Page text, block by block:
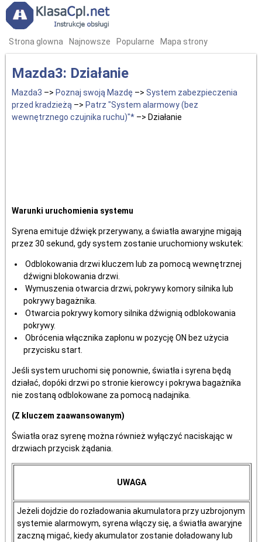
Strona glowna Najnowsze Popularne Mapa strony
Mazda3: Działanie
Mazda3 –> Poznaj swoją Mazdę –> System zabezpieczenia
przed kradzieżą –> Patrz "System alarmowy (bez
wewnętrznego czujnika ruchu)"* –> Działanie
Warunki uruchomienia systemu
Syrena emituje dźwięk przerywany, a światła awaryjne migają
przez 30 sekund, gdy system zostanie uruchomiony wskutek:
Odblokowania drzwi kluczem lub za pomocą wewnętrznej
dźwigni blokowania drzwi.
Wymuszenia otwarcia drzwi, pokrywy komory silnika lub
pokrywy bagażnika.
Otwarcia pokrywy komory silnika dźwignią odblokowania
pokrywy.
Obrócenia włącznika zapłonu w pozycję ON bez użycia
przycisku start.
Jeśli system uruchomi się ponownie, światła i syrena będą
działać, dopóki drzwi po stronie kierowcy i pokrywa bagażnika
nie zostaną odblokowane za pomocą nadajnika.
(Z kluczem zaawansowanym)
Światła oraz syrenę można również wyłączyć naciskając w
drzwiach przycisk żądania.
UWAGA
Jeżeli dojdzie do rozładowania akumulatora przy uzbrojonym
systemie alarmowym, syrena włączy się, a światła awaryjne
zaczną migać, kiedy akumulator zostanie doładowany lub